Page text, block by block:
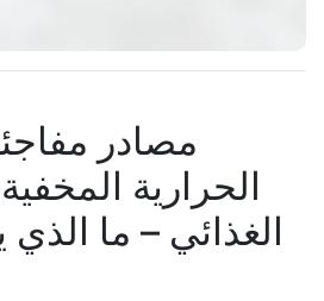
مصادر
الحرارية
الغذائي – ما الذي